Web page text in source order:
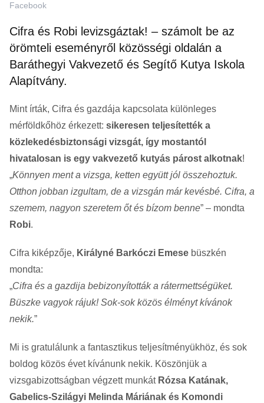
Facebook
Cifra és Robi levizsgáztak! – számolt be az
örömteli eseményről közösségi oldalán a
Baráthegyi Vakvezető és Segítő Kutya Iskola
Alapítvány.
Mint írták, Cifra és gazdája kapcsolata különleges
mérföldkőhöz érkezett: sikeresen teljesítették a
közlekedésbiztonsági vizsgát, így mostantól
hivatalosan is egy vakvezető kutyás párost alkotnak!
„Könnyen ment a vizsga, ketten együtt jól összehoztuk.
Otthon jobban izgultam, de a vizsgán már kevésbé. Cifra, a
szemem, nagyon szeretem őt és bízom benne” – mondta
Robi.
Cifra kiképzője, Királyné Barkóczi Emese büszkén
mondta:
„Cifra és a gazdija bebizonyították a rátermettségüket.
Büszke vagyok rájuk! Sok-sok közös élményt kívánok
nekik.”
Mi is gratulálunk a fantasztikus teljesítményükhöz, és sok
boldog közös évet kívánunk nekik. Köszönjük a
vizsgabizottságban végzett munkát Rózsa Katának,
Gabelics-Szilágyi Melinda Máriának és Komondi